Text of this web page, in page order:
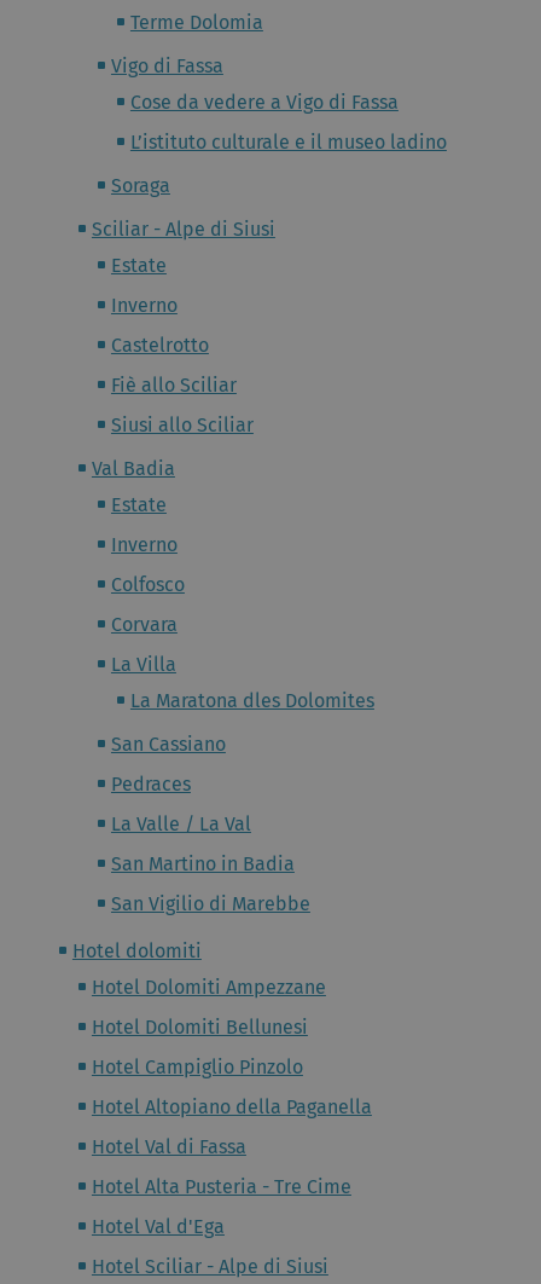
Terme Dolomia
Vigo di Fassa
Cose da vedere a Vigo di Fassa
L’istituto culturale e il museo ladino
Soraga
Sciliar - Alpe di Siusi
Estate
Inverno
Castelrotto
Fiè allo Sciliar
Siusi allo Sciliar
Val Badia
Estate
Inverno
Colfosco
Corvara
La Villa
La Maratona dles Dolomites
San Cassiano
Pedraces
La Valle / La Val
San Martino in Badia
San Vigilio di Marebbe
Hotel dolomiti
Hotel Dolomiti Ampezzane
Hotel Dolomiti Bellunesi
Hotel Campiglio Pinzolo
Hotel Altopiano della Paganella
Hotel Val di Fassa
Hotel Alta Pusteria - Tre Cime
Hotel Val d'Ega
Hotel Sciliar - Alpe di Siusi